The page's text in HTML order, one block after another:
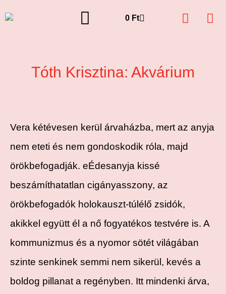
0 Ft
Tóth Krisztina: Akvárium
Vera kétévesen kerül árvaházba, mert az anyja
nem eteti és nem gondoskodik róla, majd
örökbefogadják. eÉdesanyja kissé
beszámíthatatlan cigányasszony, az
örökbefogadók holokauszt-túlélő zsidók,
akikkel együtt él a nő fogyatékos testvére is. A
kommunizmus és a nyomor sötét világában
szinte senkinek semmi nem sikerül, kevés a
boldog pillanat a regényben. Itt mindenki árva,